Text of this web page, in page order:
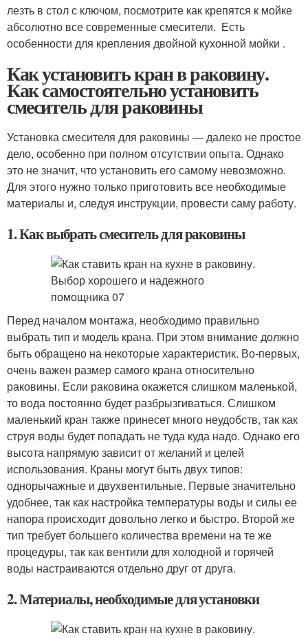
лезть в стол с ключом, посмотрите как крепятся к мойке
абсолютно все современные смесители. Есть
особенности для крепления двойной кухонной мойки .
Как установить кран в раковину.
Как самостоятельно установить
смеситель для раковины
Установка смесителя для раковины — далеко не простое
дело, особенно при полном отсутствии опыта. Однако
это не значит, что установить его самому невозможно.
Для этого нужно только приготовить все необходимые
материалы и, следуя инструкции, провести саму работу.
1. Как выбрать смеситель для раковины
Перед началом монтажа, необходимо правильно
выбрать тип и модель крана. При этом внимание должно
быть обращено на некоторые характеристик. Во-первых,
очень важен размер самого крана относительно
раковины. Если раковина окажется слишком маленькой,
то вода постоянно будет разбрызгиваться. Слишком
маленький кран также принесет много неудобств, так как
струя воды будет попадать не туда куда надо. Однако его
высота напрямую зависит от желаний и целей
использования. Краны могут быть двух типов:
однорычажные и двухвентильные. Первые значительно
удобнее, так как настройка температуры воды и силы ее
напора происходит довольно легко и быстро. Второй же
тип требует большего количества времени на те же
процедуры, так как вентили для холодной и горячей
воды настраиваются отдельно друг от друга.
2. Материалы, необходимые для установки